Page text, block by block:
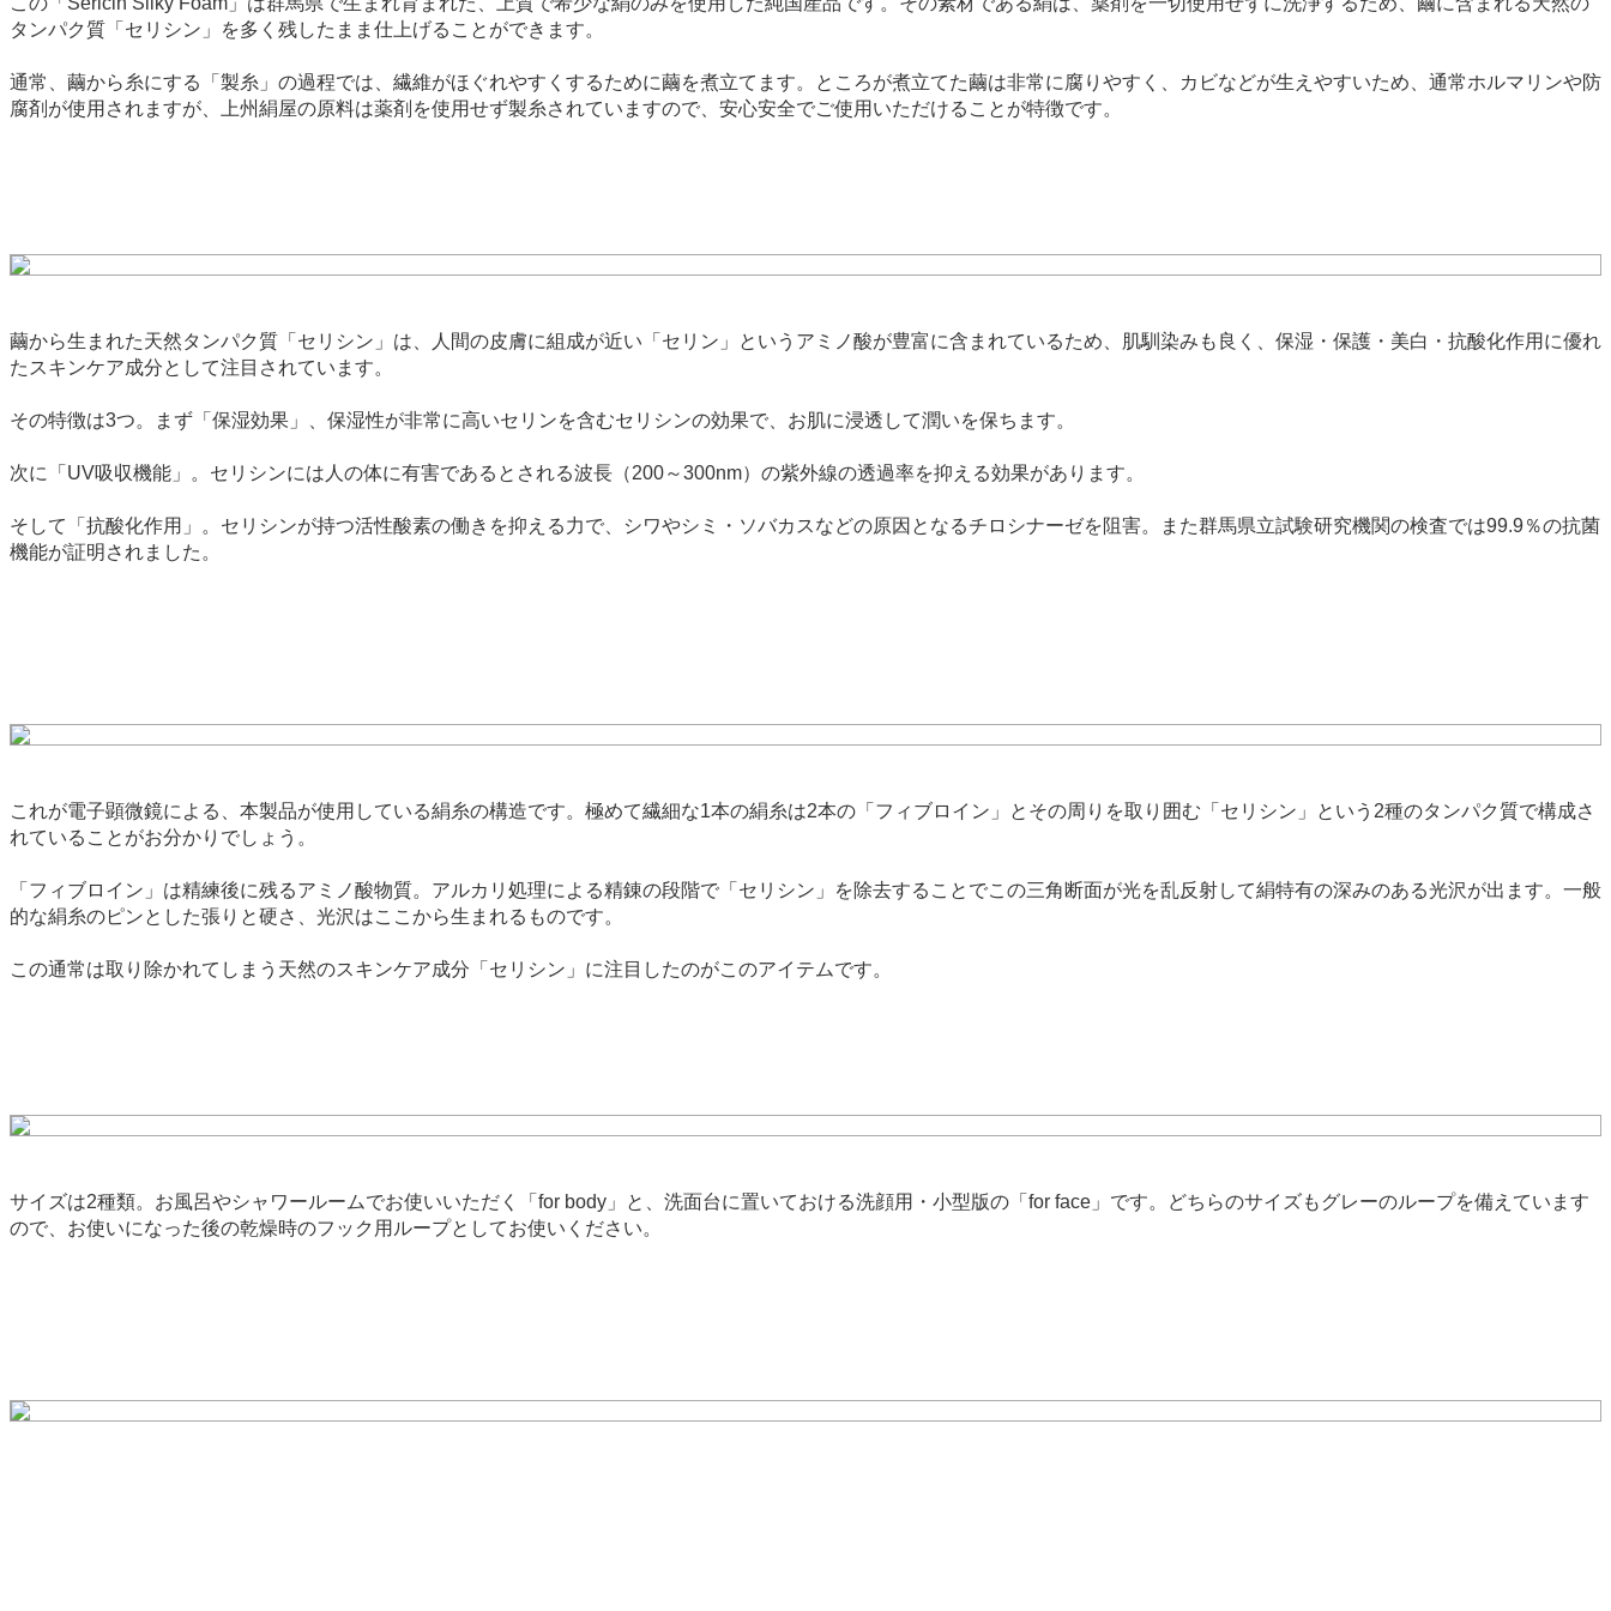
タンパク質「セリシン」を多く残したまま仕上げることができます。
通常、繭から糸にする「製糸」の過程では、繊維がほぐれやすくするために繭を煮立てます。ところが煮立てた繭は非常に腐りやすく、カビなどが生えやすいため、通常ホルマリンや防
腐剤が使用されますが、上州絹屋の原料は薬剤を使用せず製糸されていますので、安心安全でご使用いただけることが特徴です。
繭から生まれた天然タンパク質「セリシン」は、人間の皮膚に組成が近い「セリン」というアミノ酸が豊富に含まれているため、肌馴染みも良く、保湿・保護・美白・抗酸化作用に優れ
たスキンケア成分として注目されています。
その特徴は3つ。まず「保湿効果」、保湿性が非常に高いセリンを含むセリシンの効果で、お肌に浸透して潤いを保ちます。
次に「UV吸収機能」。セリシンには人の体に有害であるとされる波長（200～300nm）の紫外線の透過率を抑える効果があります。
そして「抗酸化作用」。セリシンが持つ活性酸素の働きを抑える力で、シワやシミ・ソバカスなどの原因となるチロシナーゼを阻害。また群馬県立試験研究機関の検査では99.9％の抗菌
機能が証明されました。
これが電子顕微鏡による、本製品が使用している絹糸の構造です。極めて繊細な1本の絹糸は2本の「フィブロイン」とその周りを取り囲む「セリシン」という2種のタンパク質で構成さ
れていることがお分かりでしょう。
「フィブロイン」は精練後に残るアミノ酸物質。アルカリ処理による精錬の段階で「セリシン」を除去することでこの三角断面が光を乱反射して絹特有の深みのある光沢が出ます。一般
的な絹糸のピンとした張りと硬さ、光沢はここから生まれるものです。
この通常は取り除かれてしまう天然のスキンケア成分「セリシン」に注目したのがこのアイテムです。
サイズは2種類。お風呂やシャワールームでお使いいただく「for body」と、洗面台に置いておける洗顔用・小型版の「for face」です。どちらのサイズもグレーのループを備えています
ので、お使いになった後の乾燥時のフック用ループとしてお使いください。